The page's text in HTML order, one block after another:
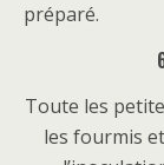
préparé.
Toute les
les fourmis